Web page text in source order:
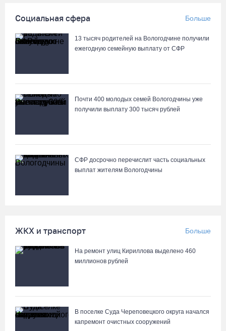
заключенным 11 телефонов
04.08.26 / 17:18
04.08.26 / 17:01
вечерней Вологды»
Слетели в кювет: под Вологдой фургон врезался в трактор
04.08.26 / 16:26
04.08.26 / 15:55
Алина Замараева сменила статус игрока на помощника
Социальная сфера Больше
13 тысяч родителей на Вологодчине получили
ежегодную семейную выплату от СФР
Почти 400 молодых семей Вологодчины уже
получили выплату 300 тысяч рублей
СФР досрочно перечислит часть социальных
выплат жителям Вологодчины
ЖКХ и транспорт Больше
На ремонт улиц Кириллова выделено 460
миллионов рублей
В поселке Суда Череповецкого округа начался
капремонт очистных сооружений